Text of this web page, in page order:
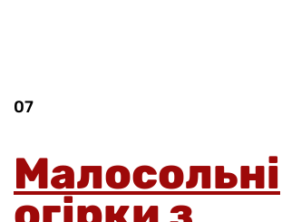
07
Малосольні